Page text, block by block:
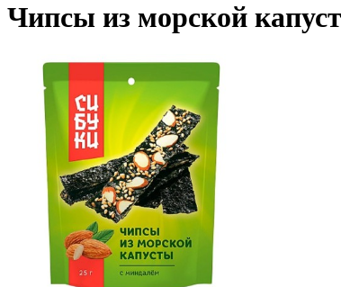
Чипсы из морской